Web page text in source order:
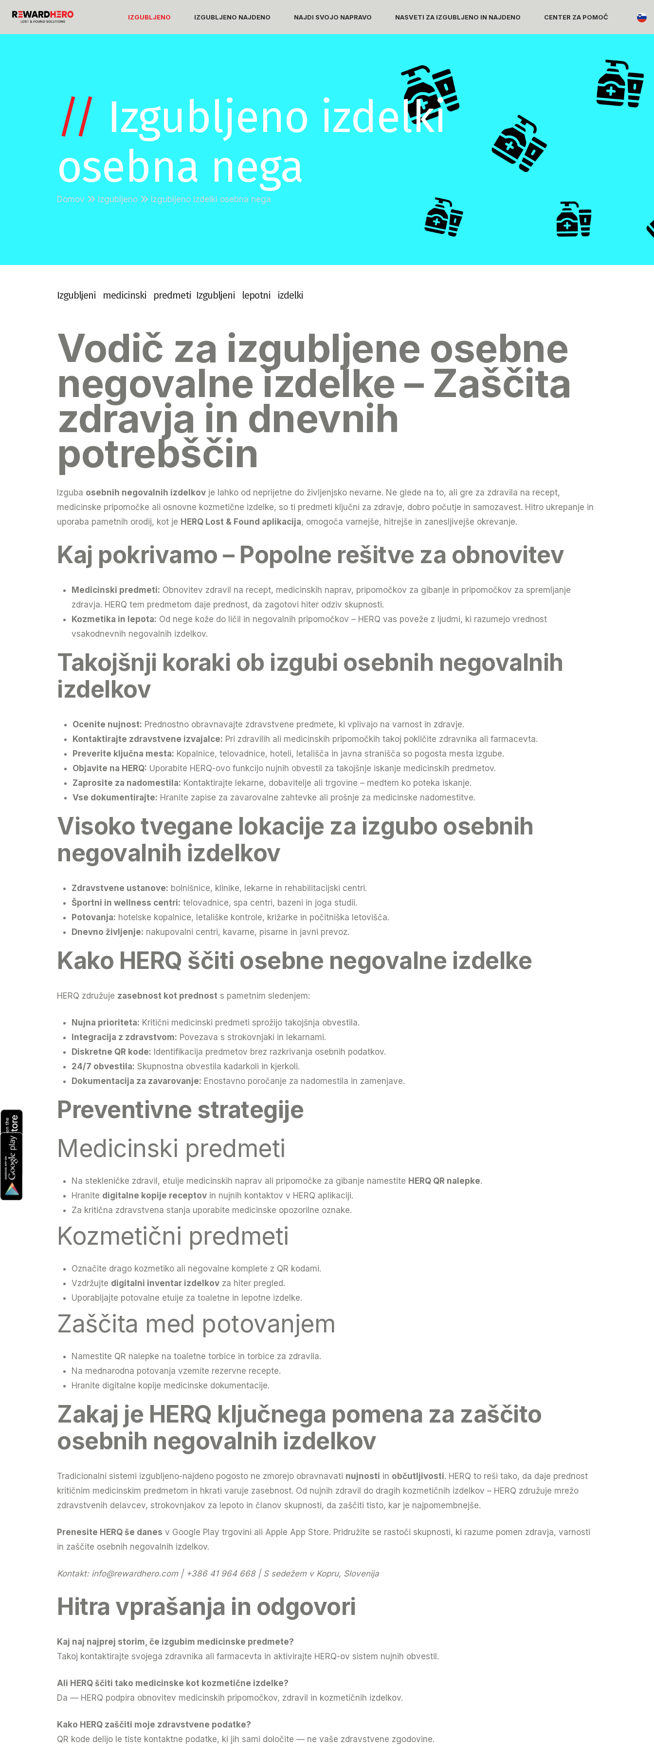
IZGUBLJENO IZGUBLJENO NAJDENO NAJDI SVOJO NAPRAVO NASVETI ZA IZGUBLJENO IN NAJDENO CENTER ZA POMOČ
// Izgubljeno izdelki
osebna nega
Domov Izgubljeno Izgubljeno izdelki osebna nega
Izgubljeni medicinski predmeti Izgubljeni lepotni izdelki
Vodič za izgubljene osebne
negovalne izdelke – Zaščita
zdravja in dnevnih
potrebščin
Izguba osebnih negovalnih izdelkov je lahko od neprijetne do življenjsko nevarne. Ne glede na to, ali gre za zdravila na recept,
medicinske pripomočke ali osnovne kozmetične izdelke, so ti predmeti ključni za zdravje, dobro počutje in samozavest. Hitro ukrepanje in
uporaba pametnih orodij, kot je HERQ Lost & Found aplikacija, omogoča varnejše, hitrejše in zanesljivejše okrevanje.
Kaj pokrivamo – Popolne rešitve za obnovitev
Medicinski predmeti: Obnovitev zdravil na recept, medicinskih naprav, pripomočkov za gibanje in pripomočkov za spremljanje
zdravja. HERQ tem predmetom daje prednost, da zagotovi hiter odziv skupnosti.
Kozmetika in lepota: Od nege kože do ličil in negovalnih pripomočkov – HERQ vas poveže z ljudmi, ki razumejo vrednost
vsakodnevnih negovalnih izdelkov.
Takojšnji koraki ob izgubi osebnih negovalnih
izdelkov
Ocenite nujnost: Prednostno obravnavajte zdravstvene predmete, ki vplivajo na varnost in zdravje.
Kontaktirajte zdravstvene izvajalce: Pri zdravilih ali medicinskih pripomočkih takoj pokličite zdravnika ali farmacevta.
Preverite ključna mesta: Kopalnice, telovadnice, hoteli, letališča in javna stranišča so pogosta mesta izgube.
Objavite na HERQ: Uporabite HERQ-ovo funkcijo nujnih obvestil za takojšnje iskanje medicinskih predmetov.
Zaprosite za nadomestila: Kontaktirajte lekarne, dobavitelje ali trgovine – medtem ko poteka iskanje.
Vse dokumentirajte: Hranite zapise za zavarovalne zahtevke ali prošnje za medicinske nadomestitve.
Visoko tvegane lokacije za izgubo osebnih
negovalnih izdelkov
Zdravstvene ustanove: bolnišnice, klinike, lekarne in rehabilitacijski centri.
Športni in wellness centri: telovadnice, spa centri, bazeni in joga studii.
Potovanja: hotelske kopalnice, letališke kontrole, križarke in počitniška letovišča.
Dnevno življenje: nakupovalni centri, kavarne, pisarne in javni prevoz.
Kako HERQ ščiti osebne negovalne izdelke
HERQ združuje zasebnost kot prednost s pametnim sledenjem:
Nujna prioriteta: Kritični medicinski predmeti sprožijo takojšnja obvestila.
Integracija z zdravstvom: Povezava s strokovnjaki in lekarnami.
Diskretne QR kode: Identifikacija predmetov brez razkrivanja osebnih podatkov.
24/7 obvestila: Skupnostna obvestila kadarkoli in kjerkoli.
Dokumentacija za zavarovanje: Enostavno poročanje za nadomestila in zamenjave.
Preventivne strategije
Medicinski predmeti
Na stekleničke zdravil, etuije medicinskih naprav ali pripomočke za gibanje namestite HERQ QR nalepke.
Hranite digitalne kopije receptov in nujnih kontaktov v HERQ aplikaciji.
Za kritična zdravstvena stanja uporabite medicinske opozorilne oznake.
Kozmetični predmeti
Označite drago kozmetiko ali negovalne komplete z QR kodami.
Vzdržujte digitalni inventar izdelkov za hiter pregled.
Uporabljajte potovalne etuije za toaletne in lepotne izdelke.
Zaščita med potovanjem
Namestite QR nalepke na toaletne torbice in torbice za zdravila.
Na mednarodna potovanja vzemite rezervne recepte.
Hranite digitalne kopije medicinske dokumentacije.
Zakaj je HERQ ključnega pomena za zaščito
osebnih negovalnih izdelkov
Tradicionalni sistemi izgubljeno-najdeno pogosto ne zmorejo obravnavati nujnosti in občutljivosti. HERQ to reši tako, da daje prednost
kritičnim medicinskim predmetom in hkrati varuje zasebnost. Od nujnih zdravil do dragih kozmetičnih izdelkov – HERQ združuje mrežo
zdravstvenih delavcev, strokovnjakov za lepoto in članov skupnosti, da zaščiti tisto, kar je najpomembnejše.
Prenesite HERQ še danes v Google Play trgovini ali Apple App Store. Pridružite se rastoči skupnosti, ki razume pomen zdravja, varnosti
in zaščite osebnih negovalnih izdelkov.
Kontakt: info@rewardhero.com| +386 41 964 668 | S sedežem v Kopru, Slovenija
Hitra vprašanja in odgovori
Kaj naj najprej storim, če izgubim medicinske predmete?
Takoj kontaktirajte svojega zdravnika ali farmacevta in aktivirajte HERQ-ov sistem nujnih obvestil.
Ali HERQ ščiti tako medicinske kot kozmetične izdelke?
Da — HERQ podpira obnovitev medicinskih pripomočkov, zdravil in kozmetičnih izdelkov.
Kako HERQ zaščiti moje zdravstvene podatke?
QR kode delijo le tiste kontaktne podatke, ki jih sami določite — ne vaše zdravstvene zgodovine.